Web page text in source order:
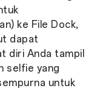
ke File Dock,
dapat
diri Anda tampil
selfie yang
untuk